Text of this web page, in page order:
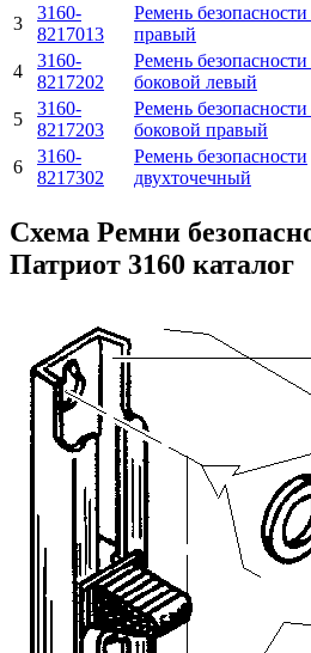
3
3160-
8217013
Ремень
правый
4
3160-
8217202
Ремень
боковой левый
5
3160-
8217203
Ремень
боковой правый
6
3160-
8217302
Ремень безопасности
двухточечный
Схема Ремни
Патриот 3160 каталог